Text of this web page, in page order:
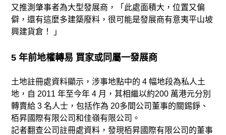
又推測肇事者為大型發展商，「此處面積大，位置又偏
僻，還有這麼多建築廢料，很可能是發展商有意夷平山坡
興建貨倉！ 」
5 年前地權轉易 買家或同屬一發展商
土地註冊處資料顯示，涉事地點中的 4 幅地段為私人土
地，自 2011 年至今年 4 月，其相繼以約200 萬港元分別
轉賣給 3 名人士，包括作為 20多間公司董事的關錫錚、
栢昇國際有限公司和佳嶺有限公司。
記者翻查公司註冊處資料，發現栢昇國際有限公司的董事